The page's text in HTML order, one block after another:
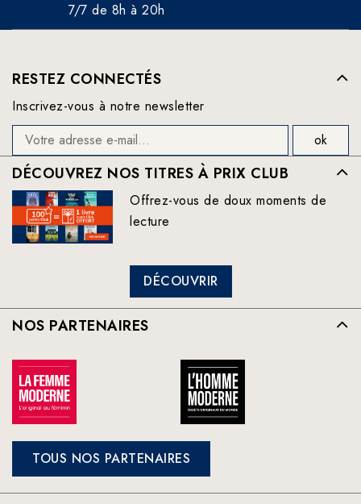
7/7 de 8h à 20h
RESTEZ CONNECTÉS
Inscrivez-vous à notre newsletter
DÉCOUVREZ NOS TITRES À PRIX CLUB
Offrez-vous de doux moments de
lecture
DÉCOUVRIR
NOS PARTENAIRES
TOUS NOS PARTENAIRES